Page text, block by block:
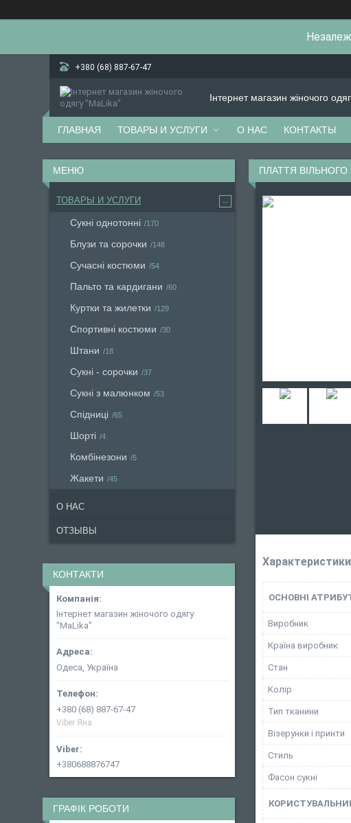
+380 (68) 887-67-47
Інтернет магазин жіночого
ГЛАВНАЯ ТОВАРЫ И УСЛУГИ О НАС КОНТАКТЫ
ПЛАТТЯ
Характеристики
ОСНОВНІ
Виробник
Країна виробник
Стан
Колір
Тип тканини
Візерунки і принти
Стиль
Фасон сукні
ТОВАРЫ И УСЛУГИ
Сукні однотонні 170
Блузи та сорочки 148
Сучасні костюми 54
Пальто та кардигани 60
Куртки та жилетки 129
Спортивні костюми 30
Штани 18
Сукні - сорочки 37
Сукні з малюнком 53
Спідниці 65
Шорті 4
Комбінезони 5
Жакети 45
О НАС
ОТЗЫВЫ
КОНТАКТИ
Інтернет магазин жіночого одягу
"MaLika"
Одеса, Україна
+380 (68) 887-67-47
Viber Яна
+380688876747
ГРАФІК РОБОТИ